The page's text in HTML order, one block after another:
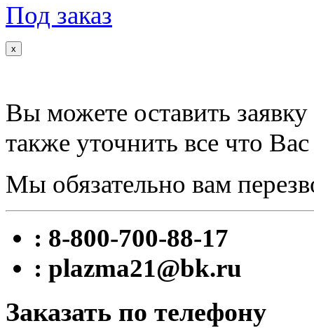
Под заказ
x
Вы можете оставить
также уточнить все что Вас
Мы обязательно вам
: 8-800-700-88-17
: plazma21@bk.ru
Заказать по телефону